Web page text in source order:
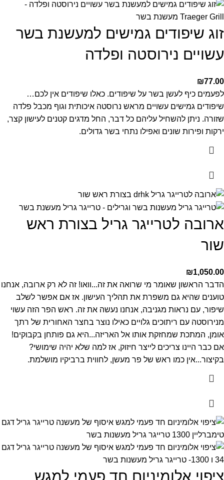
זוג שיפודים גמישים למעשנת בשר
עשויים נירוסטה ופלדה
₪77.00
לפעמים כיף לעשן בשר על שיפודים. כאלו שיפודים אין לכם…
שיפודים גמישים עשויים מראש נרוסטה איכותית וגוף מכבל פלדה
שזורה. ניתן להשחיל עליהם כל דבר, החל מדגים קטנים לעישון קצר,
ירקות ופירות שונים ואפילו נתחי בשר גדולים.
ארובה לטרייגר גריל בצורת ראש
שור
₪1,050.00
הדבר הראשון שאומר מי שרואה את זה...וואו! זה לא רק ארובה, אנחנו
טוענים שהיא גם משפרת את תהליך העישון. אז אם אפשר לשלב
שיפור, עם נראות מגניבה, אנחנו נעשה את זה. ראש הפר הזה עשוי
מנירוסטה עם ריתוכים גלויים כאילו נוצר בחצר האחורית של רתך
אומן, המתכת שמחזקת אותו אל האריזה...היא גם פותחן בקבוקים!
אם כבר היינו צריכים לייצר חיזוק, אז למה שלא יהיה שימושי?
בקיצור...אין כמו ראש של פר מעשן, לחווית ברביקיו מושלמת.
ציפוי אלומיניום חד פעמי למגש